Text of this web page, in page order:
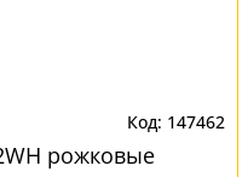
147462
рожковые